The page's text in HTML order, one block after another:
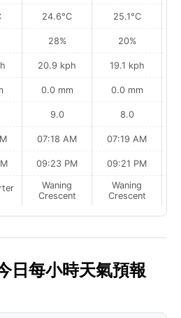
24.6°C
28%
20.9 kph
0.0 mm
9.0
07:18 AM
09:23 PM
Waning
Crescent
25.1°C
20%
19.1 kph
0.0 mm
8.0
07:19 AM
09:21 PM
Waning
Crescent
日每小時天氣預報